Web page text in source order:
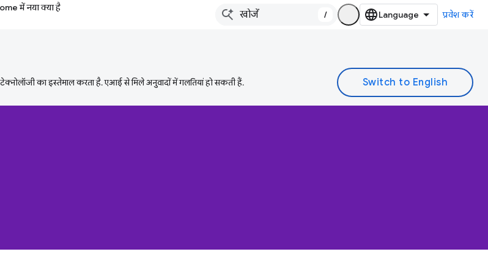
में नया क्या है
/
प्रवेश करें
का इस्तेमाल करता है. एआई से मिले अनुवादों में गलतियां हो सकती हैं.